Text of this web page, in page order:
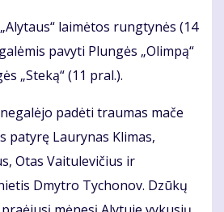
laimėtos rungtynės (14
pavyti Plungės „Olimpą“
„Steką“ (11 pral.).
padėti traumas mače
patyrę Laurynas Klimas,
Otas Vaitulevičius ir
Dmytro Tychonov. Dzūkų